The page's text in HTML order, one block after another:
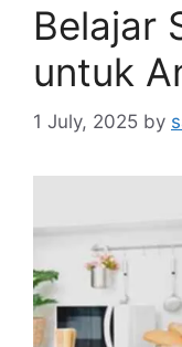
Belajar
untuk
1 July, 2025 by